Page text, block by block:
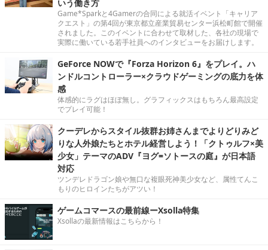
いう働き方
Game*Sparkと4Gamerの合同による就活イベント「キャリア
クエスト」の第4回が東京都立産業貿易センター浜松町館で開催
されました。このイベントに合わせて取材した、各社の現場で
実際に働いている若手社員へのインタビューをお届けします。
GeForce NOWで『Forza Horizon 6』をプレイ。ハ
ンドルコントローラー×クラウドゲーミングの底力を体
感
体感的にラグはほぼ無し。グラフィックスはもちろん最高設定
でプレイ可能！
クーデレからスタイル抜群お姉さんまでよりどりみど
りな人外娘たちとホテル経営しよう！「クトゥルフ×美
少女」テーマのADV『ヨグ=ソトースの庭』が日本語
対応
ツンデレドラゴン娘や無口な複眼死神美少女など、属性てんこ
もりのヒロインたちがアツい！
ゲームコマースの最前線ーXsolla特集
Xsollaの最新情報はこちらから！